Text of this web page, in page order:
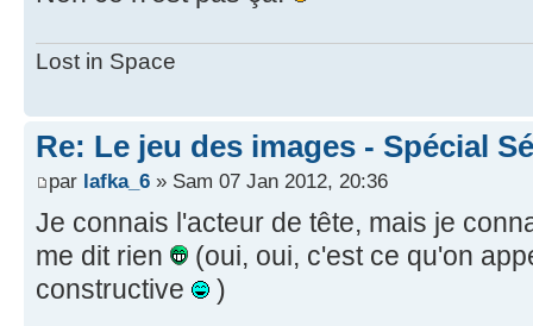
Lost in Space
Re: Le jeu des images - Spécial
par lafka_6 » Sam 07 Jan 2012, 20:36
Je connais l'acteur de tête, mais je
me dit rien
(oui, oui, c'est ce qu'on
constructive
)